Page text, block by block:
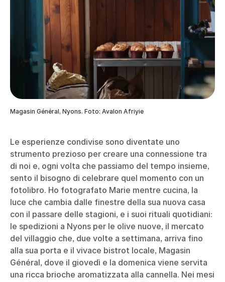
Magasin Général, Nyons. Foto: Avalon Afriyie
Le esperienze condivise sono diventate uno
strumento prezioso per creare una connessione tra
di noi e, ogni volta che passiamo del tempo insieme,
sento il bisogno di celebrare quel momento con un
fotolibro. Ho fotografato Marie mentre cucina, la
luce che cambia dalle finestre della sua nuova casa
con il passare delle stagioni, e i suoi rituali quotidiani:
le spedizioni a Nyons per le olive nuove, il mercato
del villaggio che, due volte a settimana, arriva fino
alla sua porta e il vivace bistrot locale, Magasin
Général, dove il giovedì e la domenica viene servita
una ricca brioche aromatizzata alla cannella. Nei mesi